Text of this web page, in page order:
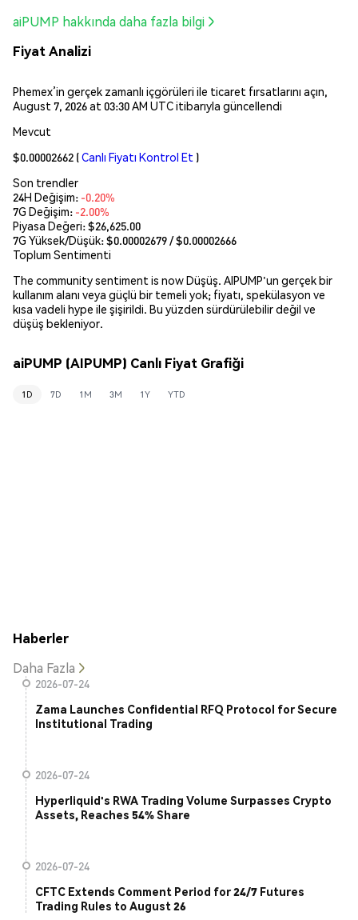
aiPUMP hakkında daha fazla bilgi
Fiyat Analizi
Phemex’in gerçek zamanlı içgörüleri ile ticaret fırsatlarını açın,
August 7, 2026 at 03:30 AM UTC itibarıyla güncellendi
Mevcut
$0.00002662 (Canlı Fiyatı Kontrol Et )
Son trendler
24H Değişim: -0.20%
7G Değişim: -2.00%
Piyasa Değeri:$26,625.00
7G Yüksek/Düşük: $0.00002679/ $0.00002666
Toplum Sentimenti
The community sentiment is now Düşüş. AIPUMP'un gerçek bir
kullanım alanı veya güçlü bir temeli yok; fiyatı, spekülasyon ve
kısa vadeli hype ile şişirildi. Bu yüzden sürdürülebilir değil ve
düşüş bekleniyor.
aiPUMP (AIPUMP) Canlı Fiyat Grafiği
1D 7D 1M 3M 1Y YTD
Haberler
Daha Fazla
2026-07-24
Zama Launches Confidential RFQ Protocol for Secure
Institutional Trading
2026-07-24
Hyperliquid's RWA Trading Volume Surpasses Crypto
Assets, Reaches 54% Share
2026-07-24
CFTC Extends Comment Period for 24/7 Futures
Trading Rules to August 26